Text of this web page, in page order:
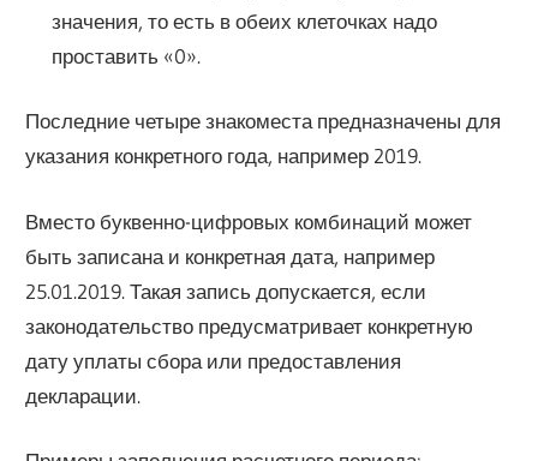
значения, то есть в обеих клеточках надо
проставить «0».
Последние четыре знакоместа предназначены для
указания конкретного года, например 2019.
Вместо буквенно-цифровых комбинаций может
быть записана и конкретная дата, например
25.01.2019. Такая запись допускается, если
законодательство предусматривает конкретную
дату уплаты сбора или предоставления
декларации.